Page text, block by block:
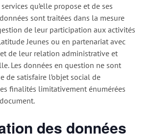
qu’elle propose et de ses
sont traitées dans la mesure
de leur participation aux activités
Jeunes ou en partenariat avec
de leur relation administrative et
Les données en question ne sont
de satisfaire l’objet social de
finalités limitativement énumérées
des données